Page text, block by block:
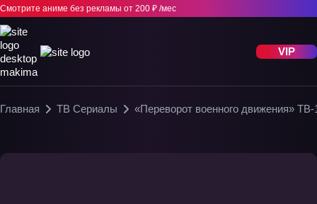
Смотрите аниме без рекламы от 200 ₽ /мес
VIP
Главная ТВ Сериалы «Переворот военного движения» ТВ-